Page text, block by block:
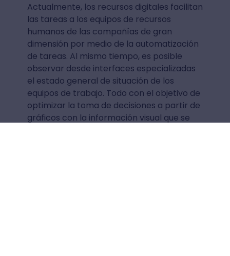
Actualmente, los recursos digitales facilitan
las tareas a los equipos de recursos
humanos de las compañías de gran
dimensión por medio de la automatización
de tareas. Al mismo tiempo, es posible
observar desde interfaces especializadas
el estado general de situación de los
equipos de trabajo. Todo con el objetivo de
optimizar la toma de decisiones a partir de
gráficos con la información visual que se